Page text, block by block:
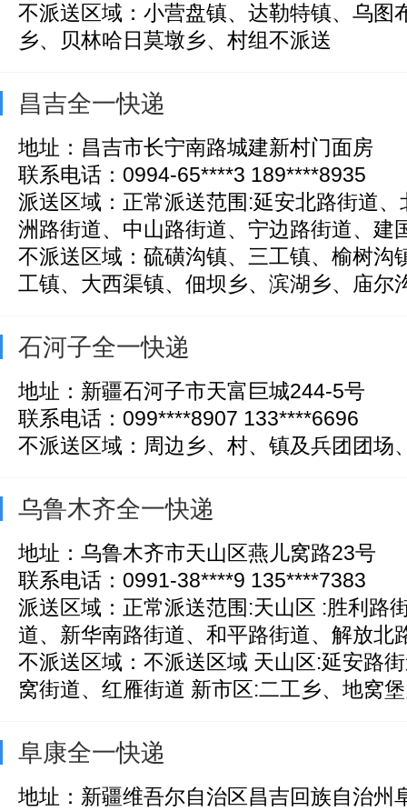
不派送区域：小营盘镇、达勒特镇、乌图
乡、贝林哈日莫墩乡、村组不派送
昌吉全一快递
地址：昌吉市长宁南路城建新村门面房
联系电话：0994-65****3 189****8935
派送区域：正常派送范围:延安北路街道
洲路街道、中山路街道、宁边路街道、建
不派送区域：硫磺沟镇、三工镇、榆树沟
工镇、大西渠镇、佃坝乡、滨湖乡、庙尔
石河子全一快递
地址：新疆石河子市天富巨城244-5号
联系电话：099****8907 133****6696
不派送区域：周边乡、村、镇及兵团团场
乌鲁木齐全一快递
地址：乌鲁木齐市天山区燕儿窝路23号
联系电话：0991-38****9 135****7383
派送区域：正常派送范围:天山区 :胜利路
道、新华南路街道、和平路街道、解放北
不派送区域：不派送区域 天山区:延安路
窝街道、红雁街道 新市区:二工乡、地窝
阜康全一快递
地址：新疆维吾尔自治区昌吉回族自治州